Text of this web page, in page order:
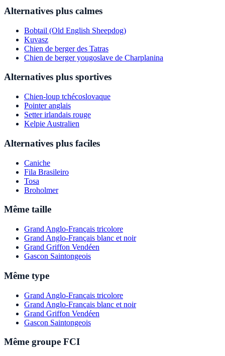
Alternatives plus calmes
Bobtail (Old English Sheepdog)
Kuvasz
Chien de berger des Tatras
Chien de berger yougoslave de Charplanina
Alternatives plus sportives
Chien-loup tchécoslovaque
Pointer anglais
Setter irlandais rouge
Kelpie Australien
Alternatives plus faciles
Caniche
Fila Brasileiro
Tosa
Broholmer
Même taille
Grand Anglo-Français tricolore
Grand Anglo-Français blanc et noir
Grand Griffon Vendéen
Gascon Saintongeois
Même type
Grand Anglo-Français tricolore
Grand Anglo-Français blanc et noir
Grand Griffon Vendéen
Gascon Saintongeois
Même groupe FCI